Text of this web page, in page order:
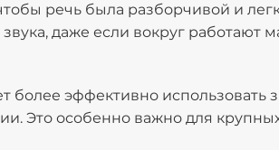
речь была разборчивой и
даже если вокруг работают
более эффективно использовать
Это особенно важно для